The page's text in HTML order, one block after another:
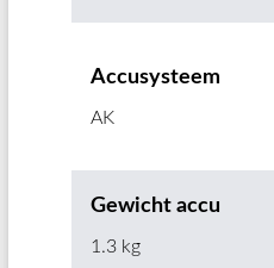
Accusysteem
AK
Gewicht accu
1.3 kg